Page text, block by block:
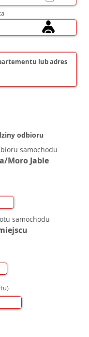
odbioru
samochodu
Moro Jable
samochodu